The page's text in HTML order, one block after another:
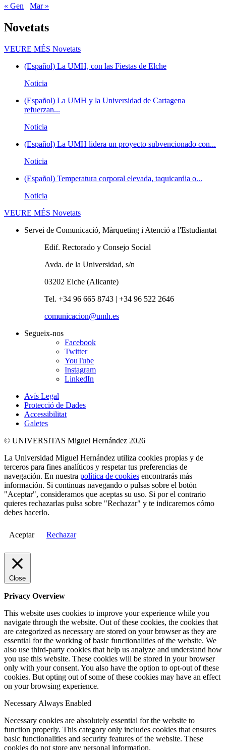
« Gen
Mar »
Novetats
VEURE MÉS Novetats
(Español) La UMH, con las Fiestas de Elche
Noticia
(Español) La UMH y la Universidad de Cartagena
refuerzan...
Noticia
(Español) La UMH lidera un proyecto subvencionado con...
Noticia
(Español) Temperatura corporal elevada, taquicardia o...
Noticia
VEURE MÉS Novetats
Servei de Comunicació, Màrqueting i Atenció a l'Estudiantat
Edif. Rectorado y Consejo Social
Avda. de la Universidad, s/n
03202 Elche (Alicante)
Tel. +34 96 665 8743 | +34 96 522 2646
comunicacion@umh.es
Segueix-nos
Facebook
Twitter
YouTube
Instagram
LinkedIn
Avís Legal
Protecció de Dades
Accessibilitat
Galetes
© UNIVERSITAS Miguel Hernández 2026
La Universidad Miguel Hernández utiliza cookies propias y de
terceros para fines analíticos y respetar tus preferencias de
navegación. En nuestra política de cookies encontrarás más
información. Si continuas navegando o pulsas sobre el botón
"Aceptar", consideramos que aceptas su uso. Si por el contrario
quieres rechazarlas pulsa sobre "Rechazar" y te indicaremos cómo
debes hacerlo.
Aceptar Rechazar
Close
Privacy Overview
This website uses cookies to improve your experience while you
navigate through the website. Out of these cookies, the cookies that
are categorized as necessary are stored on your browser as they are
essential for the working of basic functionalities of the website. We
also use third-party cookies that help us analyze and understand how
you use this website. These cookies will be stored in your browser
only with your consent. You also have the option to opt-out of these
cookies. But opting out of some of these cookies may have an effect
on your browsing experience.
Necessary Always Enabled
Necessary cookies are absolutely essential for the website to
function properly. This category only includes cookies that ensures
basic functionalities and security features of the website. These
cookies do not store any personal information.